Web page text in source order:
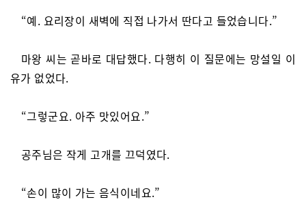
“예. 요리장이 새벽에 직접 나가서 딴다고 들었습니다.”
마왕 씨는 곧바로 대답했다. 다행히 이 질문에는 망설일 이
유가 없었다.
“그렇군요. 아주 맛있어요.”
공주님은 작게 고개를 끄덕였다.
“손이 많이 가는 음식이네요.”